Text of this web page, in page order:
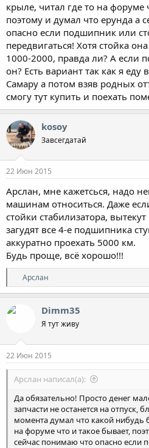
крыле, читал где то на форуме
поэтому и думал что ерунда а
опасно если подшипник или
передвигаться! Хотя стойка
1000-2000, правда ли? А если
он? Есть вариант так как я еду
Самару а потом взяв родных
смогу тут купить и поехать
kosoy
Завсегдатай
22 Июн 2015
Арслан, мне кажетсься, надо
машинам относиться. Даже
стойки стабилизатора,
загудят все 4-е подшипника
аккуратно проехать 5000 км.
Будь проще, всё хорошо!!!
Р
е
а
:
Арслан
Dimm35
Я тут живу
22 Июн 2015
Арслан написал(а):
Да обязательно! Просто денег
запчасти не останется на отпуск,
момента думал что какой нибудь
на форуме что и такое бывает,
сейчас понимаю что опасно если